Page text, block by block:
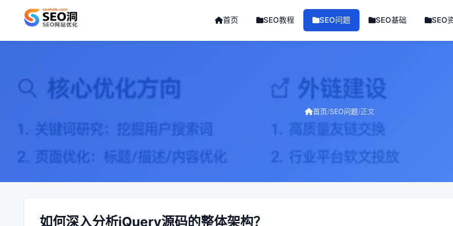
首页 SEO教程 SEO问题 SEO基础 SEO
首页/SEO问题/正文
如何深入分析jQuery源码的整体架构？